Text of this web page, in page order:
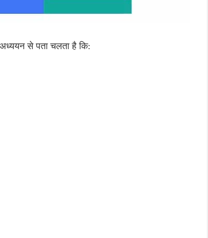
से पता चलता है कि: